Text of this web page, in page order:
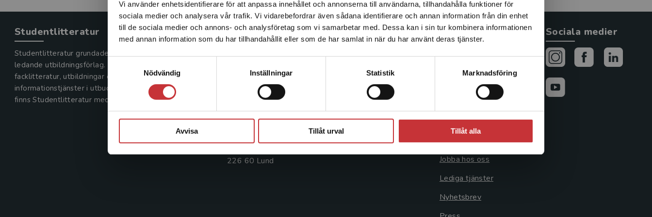
Vi använder enhetsidentifierare för att anpassa innehållet och annonserna till användarna, tillhandahålla funktioner för
sociala medier och analysera vår trafik. Vi vidarebefordrar även sådana identifierare och annan information från din enhet
till de sociala medier och annons- och analysföretag som vi samarbetar med. Dessa kan i sin tur kombinera informationen
med annan information som du har tillhandahållit eller som de har samlat in när du har använt deras tjänster.
Nödvändig
Inställningar Statistik Marknadsföring
Avvisa Tillåt urval Tillåt alla
Det verkar som att du besöker studentlitteratur.se via en
enhet utanför Sverige. Vi erbjuder inte leveranser utanför
Sverige. För att kunna slutföra ett köp måste
leveransadressen vara i Sverige.Läs mer
Studentlitteratur
Studentlitteratur grundades 1963 och är idag Sveriges
ledande utbildningsförlag. Med läromedel, kurslitteratur,
facklitteratur, utbildningar och digitala
informationstjänster i utbudet,
finns Studentlitteratur med längs hela kunskapsresan.
Kontakta oss
046-31 20 00
Postadress:
221 00 Lund
Kundservice
046-31 21 00
Frågor och svar
Köpvillkor
Systemkrav
Allmänna länkar
Avtal och rättigheter
Cookieinställningar
GDPR och
personuppgifter
Jobba hos oss
Lediga tjänster
Nyhetsbrev
Sociala medier